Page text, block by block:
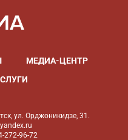
МЕДИА-ЦЕНТР
ул. Орджоникидзе, 31.
272-96-72